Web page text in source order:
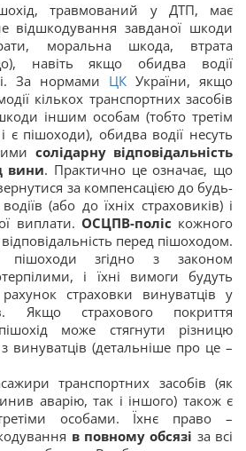
травмований у ДТП, має
відшкодування завданої шкоди
моральна шкода, втрата
навіть якщо обидва водії
За нормами ЦК України, якщо
кількох транспортних засобів
іншим особам (тобто третім
є пішоходи), обидва водії несуть
солідарну відповідальність
вини. Практично це означає, що
за компенсацією до будь-
(або до їхніх страховиків) і
виплати. ОСЦПВ-поліс кожного
перед пішоходом.
згідно з законом
і їхні вимоги будуть
страховки винуватців у
Якщо страхового покриття
може стягнути різницю
винуватців (детальніше про це –
транспортних засобів (як
аварію, так і іншого) також є
особами. Їхнє право –
в повному обсязі за всі